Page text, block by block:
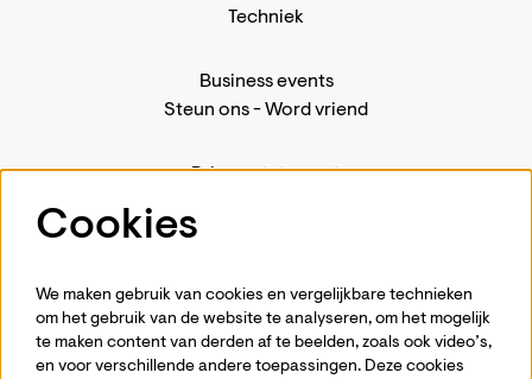
Techniek
Business events
Steun ons-Word vriend
Privacystatement
Volg ons
Cookies
We maken gebruik van cookies en vergelijkbare technieken
om het gebruik van de website te analyseren, om het mogelijk
te maken content van derden af te beelden, zoals ook video’s,
en voor verschillende andere toepassingen. Deze cookies